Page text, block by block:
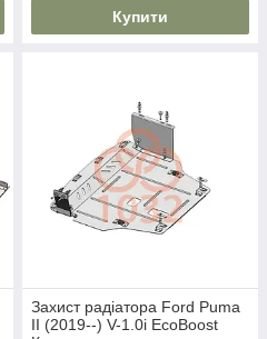
Купити
Захист радіатора Ford Puma
II (2019--) V-1.0i EcoBoost